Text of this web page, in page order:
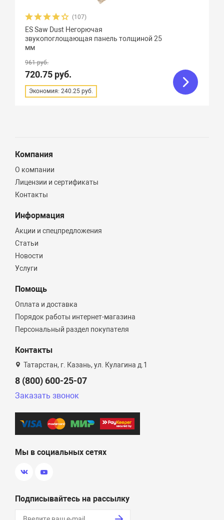
Бренд
Материал изделия
(107)
ES Saw Dust Негорючая
звукопоглощающая панель толщиной 25
мм
961 руб.
720.75 руб.
Экономия: 240.25 руб.
Компания
О компании
Лицензии и сертификаты
Контакты
Информация
Акции и спецпредложения
Статьи
Новости
Услуги
Помощь
Оплата и доставка
Порядок работы интернет-магазина
Персональный раздел покупателя
Контакты
Татарстан, г. Казань, ул. Кулагина д.1
8 (800) 600-25-07
Заказать звонок
Мы в социальных сетях
Подписывайтесь на рассылку